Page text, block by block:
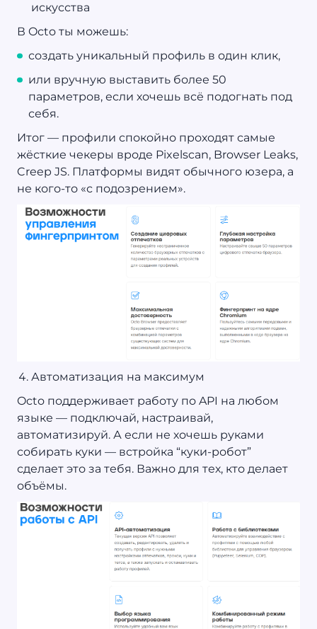
искусства
В Octo ты можешь:
создать уникальный профиль в один клик,
или вручную выставить более 50
параметров, если хочешь всё подогнать под
себя.
Итог — профили спокойно проходят самые
жёсткие чекеры вроде Pixelscan, Browser Leaks,
Creep JS. Платформы видят обычного юзера, а
не кого-то «с подозрением».
Автоматизация на максимум
Octo поддерживает работу по API на любом
языке — подключай, настраивай,
автоматизируй. А если не хочешь руками
собирать куки — встройка “куки-робот”
сделает это за тебя. Важно для тех, кто делает
объёмы.